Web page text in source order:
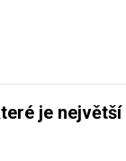
je největší